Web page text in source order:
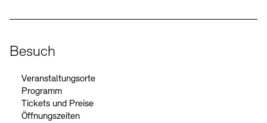
Besuch
Veranstaltungsorte
Programm
Tickets und Preise
Öffnungszeiten